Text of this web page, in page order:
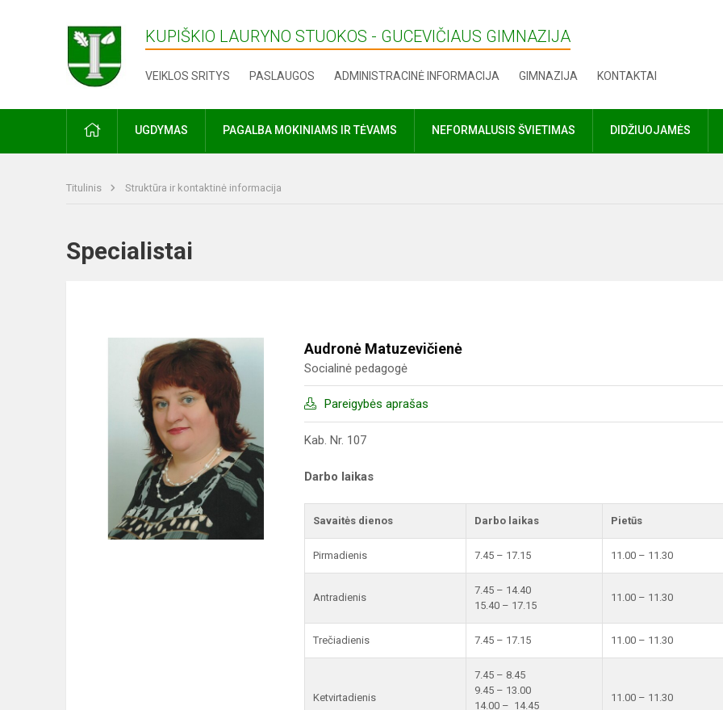
KUPIŠKIO LAURYNO STUOKOS - GUCEVIČIAUS GIMNAZIJA
VEIKLOS SRITYS PASLAUGOS ADMINISTRACINĖ INFORMACIJA GIMNAZIJA KONTAKTAI
PRADŽIAUGDYMAS PAGALBA MOKINIAMS IR TĖVAMS NEFORMALUSIS ŠVIETIMAS DIDŽIUOJAMĖS
Titulinis Struktūra ir kontaktinė informacija
Specialistai
Audronė Matuzevičienė
Socialinė pedagogė
Pareigybės aprašas
Kab. Nr. 107
Darbo laikas
Savaitės dienos Darbo laikas Pietūs
Pirmadienis 7.45 – 17.15 11.00 – 11.30
Antradienis
7.45 – 14.40
15.40 – 17.15
11.00 – 11.30
Trečiadienis 7.45 – 17.15 11.00 – 11.30
Ketvirtadienis
7.45 – 8.45
9.45 – 13.00
14.00 – 14.45
11.00 – 11.30